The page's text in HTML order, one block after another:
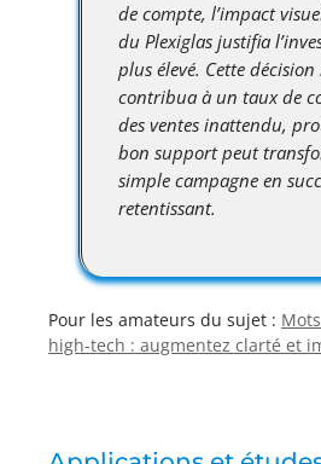
de compte, l’impact
du Plexiglas justifia
plus élevé. Cette
contribua à un taux de
des ventes inattendu,
bon support peut
simple campagne en
retentissant.
Pour les amateurs du sujet :
high-tech : augmentez clarté et